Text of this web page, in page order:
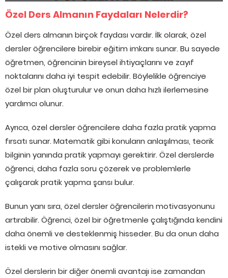
Özel Ders Almanın Faydaları Nelerdir?
Özel ders almanın birçok faydası vardır. İlk olarak, özel
dersler öğrencilere birebir eğitim imkanı sunar. Bu sayede
öğretmen, öğrencinin bireysel ihtiyaçlarını ve zayıf
noktalarını daha iyi tespit edebilir. Böylelikle öğrenciye
özel bir plan oluşturulur ve onun daha hızlı ilerlemesine
yardımcı olunur.
Ayrıca, özel dersler öğrencilere daha fazla pratik yapma
fırsatı sunar. Matematik gibi konuların anlaşılması, teorik
bilginin yanında pratik yapmayı gerektirir. Özel derslerde
öğrenci, daha fazla soru çözerek ve problemlerle
çalışarak pratik yapma şansı bulur.
Bunun yanı sıra, özel dersler öğrencilerin motivasyonunu
artırabilir. Öğrenci, özel bir öğretmenle çalıştığında kendini
daha önemli ve desteklenmiş hisseder. Bu da onun daha
istekli ve motive olmasını sağlar.
Özel derslerin bir diğer önemli avantajı ise zamandan